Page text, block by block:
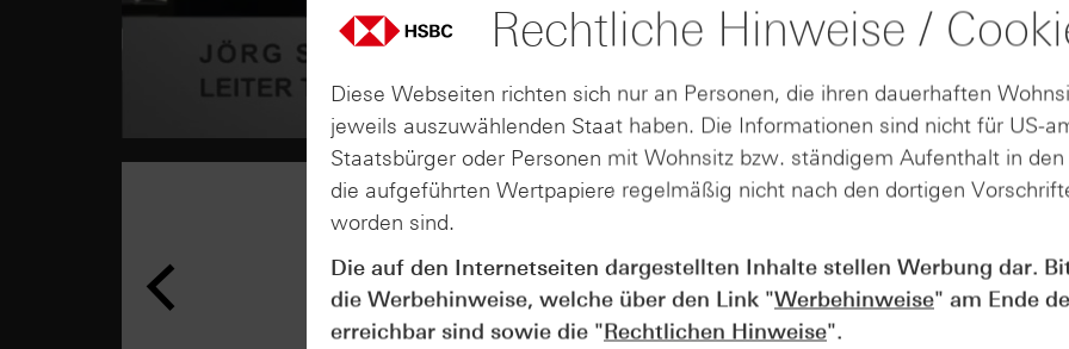
04
Kündigungen bei Derivaten -
vom 04.08.2026
Rechtliche Hinweise /
Diese Webseiten richten sich nur an Personen, die ihren dauerhaften
jeweils auszuwählenden Staat haben. Die Informationen sind nicht für US-
Staatsbürger oder Personen mit Wohnsitz bzw. ständigem Aufenthalt in
die aufgeführten Wertpapiere regelmäßig nicht nach den dortigen
worden sind.
Die auf den Internetseiten dargestellten Inhalte stellen Werbung dar.
die Werbehinweise, welche über den Link "Werbehinweise" am Ende
erreichbar sind sowie die "Rechtlichen Hinweise".